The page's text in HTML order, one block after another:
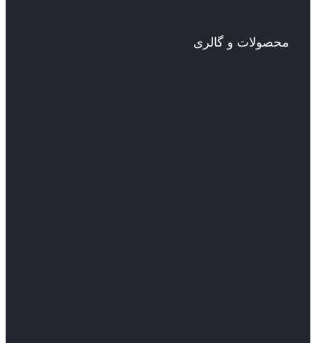
محصولات و گالری